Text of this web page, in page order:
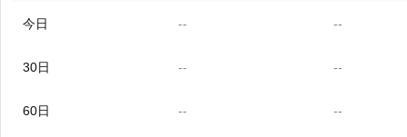
今日 -- --
30日 -- --
60日 -- --